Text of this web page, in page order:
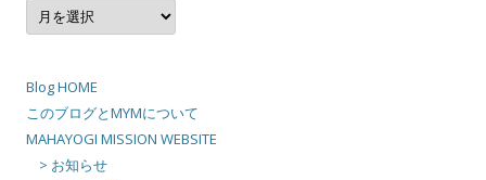
ー
カ
Blog HOME
このブログとMYMについて
MAHAYOGI MISSION WEBSITE
> お知らせ